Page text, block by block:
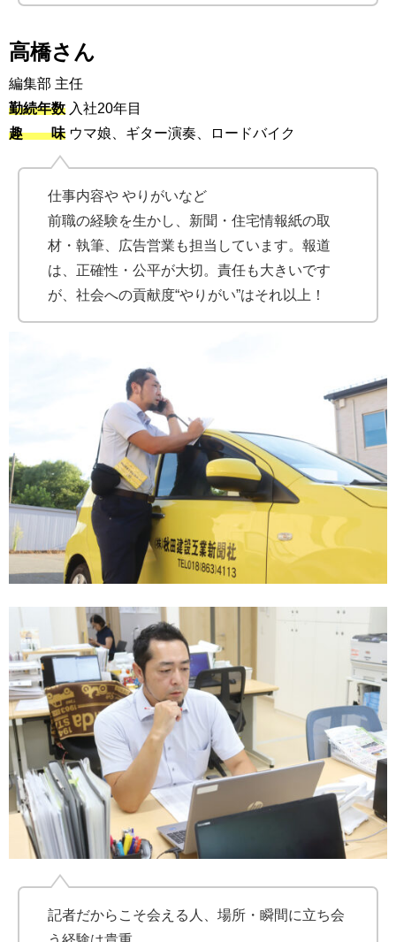
高橋さん
編集部 主任
勤続年数 入社20年目
趣 味 ウマ娘、ギター演奏、ロードバイク
仕事内容や やりがいなど
前職の経験を生かし、新聞・住宅情報紙の取
材・執筆、広告営業も担当しています。報道
は、正確性・公平が大切。責任も大きいです
が、社会への貢献度“やりがい”はそれ以上！
記者だからこそ会える人、場所・瞬間に立ち会